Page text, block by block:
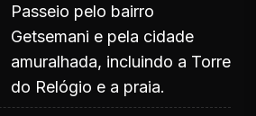
Passeio pelo bairro
Getsemani e pela cidade
amuralhada, incluindo a Torre
do Relógio e a praia.